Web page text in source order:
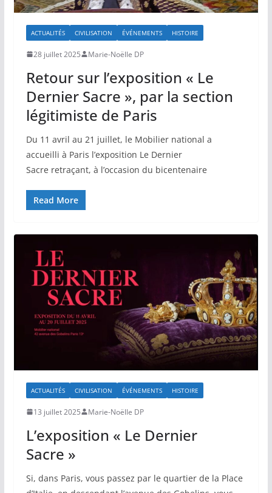
ACTUALITÉS CIVILISATION ÉVÉNEMENTS HISTOIRE
28 juillet 2025 Marie-Noëlle DP
Retour sur l’exposition « Le
Dernier Sacre », par la section
légitimiste de Paris
Du 11 avril au 21 juillet, le Mobilier national a
accueilli à Paris l’exposition Le Dernier
Sacre retraçant, à l’occasion du bicentenaire
Read More
ACTUALITÉS CIVILISATION ÉVÉNEMENTS HISTOIRE
13 juillet 2025 Marie-Noëlle DP
L’exposition « Le Dernier
Sacre »
Si, dans Paris, vous passez par le quartier de la Place